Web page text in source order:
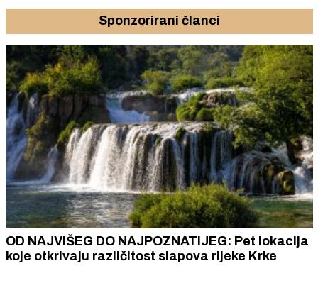
Sponzorirani članci
OD NAJVIŠEG DO NAJPOZNATIJEG: Pet lokacija
koje otkrivaju različitost slapova rijeke Krke